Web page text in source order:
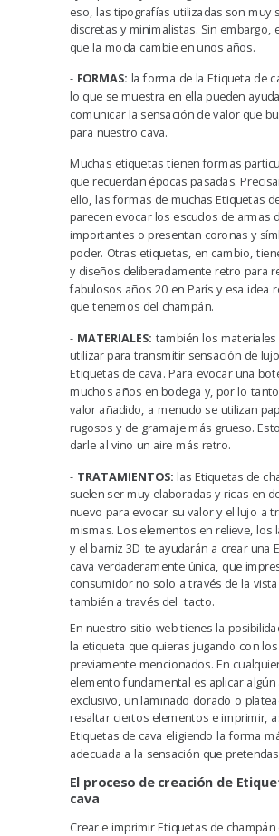
eso, las tipografías utilizadas son muy
discretas y minimalistas. Sin embargo,
que la moda cambie en unos años.
- FORMAS: la forma de la Etiqueta de
lo que se muestra en ella pueden
comunicar la sensación de valor que
para nuestro cava.
Muchas etiquetas tienen formas
querecuerdan épocas pasadas.
ello, las formas de muchas Etiquetas
parecen evocar los escudos de armas
importantes o presentan coronas y
poder. Otras etiquetas, en cambio,
y diseños deliberadamente retro para
fabulosos años 20 en París y esa idea
que tenemos del champán.
- MATERIALES: también los materiales
utilizar para transmitir sensación de
Etiquetas de cava. Para evocar una
muchos años en bodega y, por lo
valor añadido, a menudo se utilizan
rugosos y de gramaje más grueso.
darle al vino un aire más retro.
- TRATAMIENTOS: las Etiquetas de
suelen ser muy elaboradas y ricas en
nuevo para evocar su valor y el lujo a
mismas.Los elementos en relieve, los
y el barniz 3D te ayudarán a crear una
cava verdaderamente única, que
consumidor no solo a través de la
también a través del tacto.
En nuestro sitio web tienes la
la etiqueta que quieras jugando con
previamente mencionados. En
elemento fundamental es aplicar algún
exclusivo, un laminado dorado o
resaltar ciertos elementos e imprimir,
Etiquetas de cava eligiendo la forma
adecuada a la sensación que
El proceso de creación de E
cava
Crear e imprimir Etiquetas de champán